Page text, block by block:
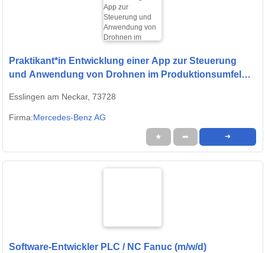
Praktikant*in Entwicklung einer App zur Steuerung
und Anwendung von Drohnen im Produktionsumfeld
Esslingen am Neckar, 73728
Firma:Mercedes-Benz AG
★ ➦ ➜
Software-Entwickler PLC / NC Fanuc (m/w/d)